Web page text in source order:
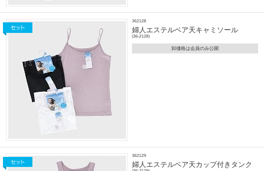
362128
婦人エステルベア天キャミソール
(36-2128)
卸価格は会員のみ公開
362129
婦人エステルベア天カップ付きタンク